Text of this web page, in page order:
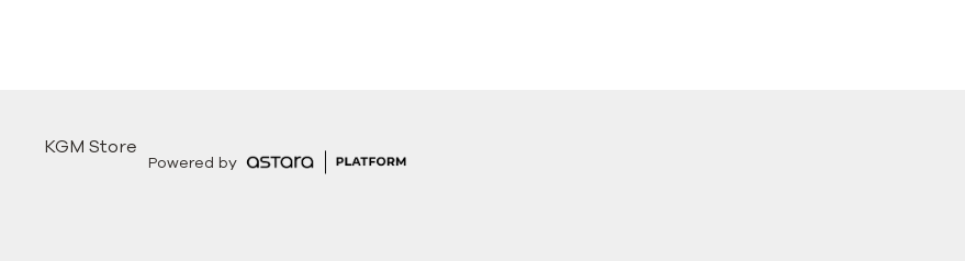
KGM Store
Powered by